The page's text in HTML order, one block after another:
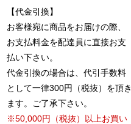
【代金引換】
お客様宛に商品をお届けの際、
お支払料金を配達員に直接お支
払い下さい。
代金引換の場合は、代引手数料
として一律300円（税抜）を頂き
ます。ご了承下さい。
※50,000円（税抜）以上お買い